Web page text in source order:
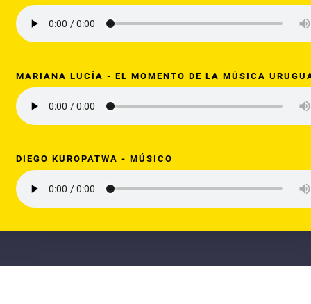
MARIANA LUCÍA - EL MOMENTO DE LA MÚSICA
DIEGO KUROPATWA - MÚSICO